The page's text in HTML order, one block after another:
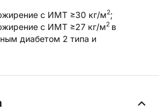
с ИМТ ≥30 кг/м2;
с ИМТ ≥27 кг/м2 в
диабетом 2 типа и